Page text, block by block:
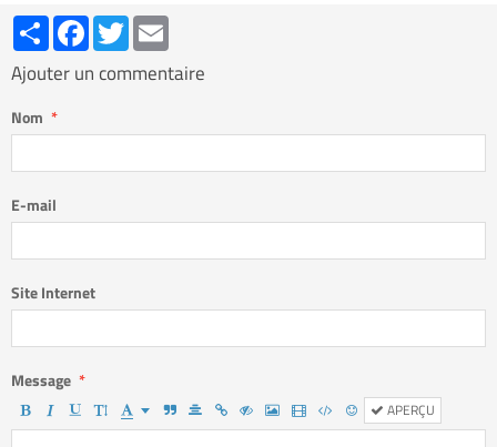
PartagerFacebookTwitter
Ajouter un commentaire
Nom
E-mail
Site Internet
Message
APERÇU